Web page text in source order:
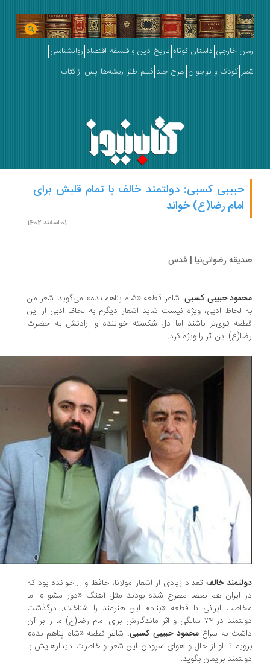
خارجی داستان کوتاه تاریخ دین و فلسفه اقتصاد روانشناسی
کودک و نوجوان طرح جلد فیلم طنز ریشه‌ها پس از کتاب
حبیبی کسبی: دولتمند خالف با تمام قلبش برای
امام رضا(ع) خواند
رضوانی‌نیا | قدس
حبیبی کسبی، شاعر قطعه «شاه پناهم بده» می‌گوید: شعر من
لحاظ ادبی، ویژه نیست شاید اشعار دیگرم به لحاظ ادبی از این
قوی‌تر باشند اما دل شکسته خواننده و ارادتش به حضرت
این اثر را ویژه کرد.
خالفتعداد زیادی از اشعار مولانا، حافظ و ...خوانده بود که
ایران هم بعضا مطرح شده بودند مثل آهنگ «دور مشو » اما
ایرانی با قطعه «پناه» این هنرمند را شناخت. درگذشت
دولتمند در ۷۴ سالگی و اثر ماندگارش برای امام رضا(ع) ما را بر آن
به سراغمحمود حبیبی کسبی ، شاعر قطعه «شاه پناهم بده»
تا او از حال و هوای سرودن این شعر و خاطرات دیدارهایش با
برایمان بگوید: